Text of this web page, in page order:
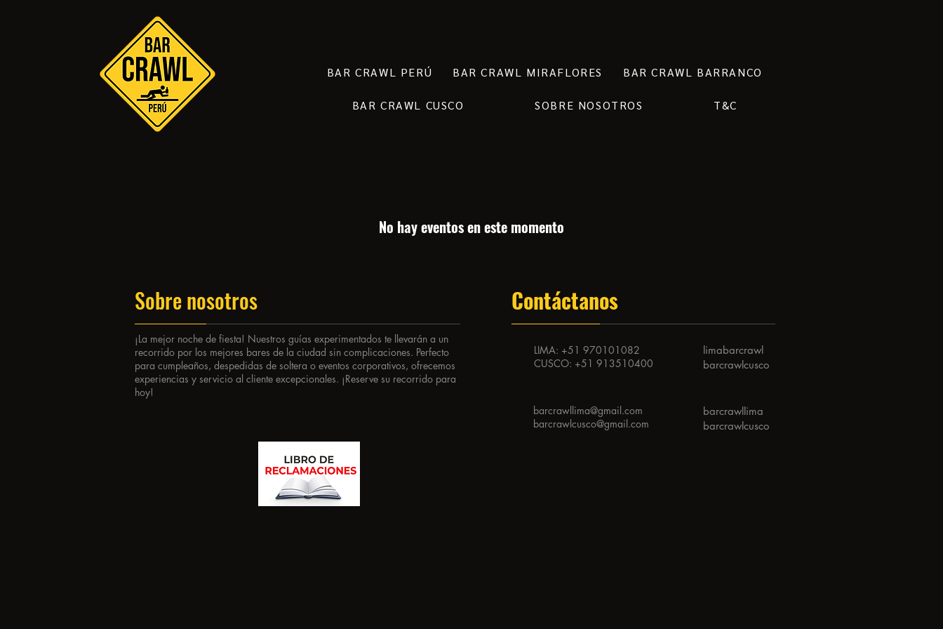
BAR CRAWL PERÚ BAR CRAWL MIRAFLORES BAR CRAWL BARRANCO
BAR CRAWL CUSCO SOBRE NOSOTROS T&C
No hay eventos en este momento
Sobre nosotros
​¡La mejor noche de fiesta! Nuestros guías experimentados te llevarán a un
recorrido por los mejores bares de la ciudad sin complicaciones. Perfecto
para cumpleaños, despedidas de soltera o eventos corporativos, ofrecemos
experiencias y servicio al cliente excepcionales. ¡Reserve su recorrido para
hoy!
Contáctanos
LIMA: +51 970101082
CUSCO: +51 913510400
limabarcrawl
barcrawlcusco
barcrawllima@gmail.com
barcrawlcusco@gmail.com
barcrawllima
barcrawlcusco